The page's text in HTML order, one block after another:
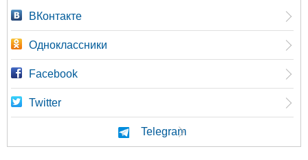
ВКонтакте
Одноклассники
Facebook
Twitter
Telegram